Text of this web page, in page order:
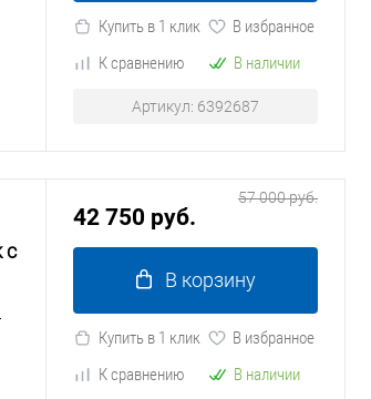
Купить в 1 клик
В избранное
К сравнению
В наличии
Артикул: 6392687
с
42 750 руб.
57 000 руб.
В корзину
Купить в 1 клик
В избранное
К сравнению
В наличии